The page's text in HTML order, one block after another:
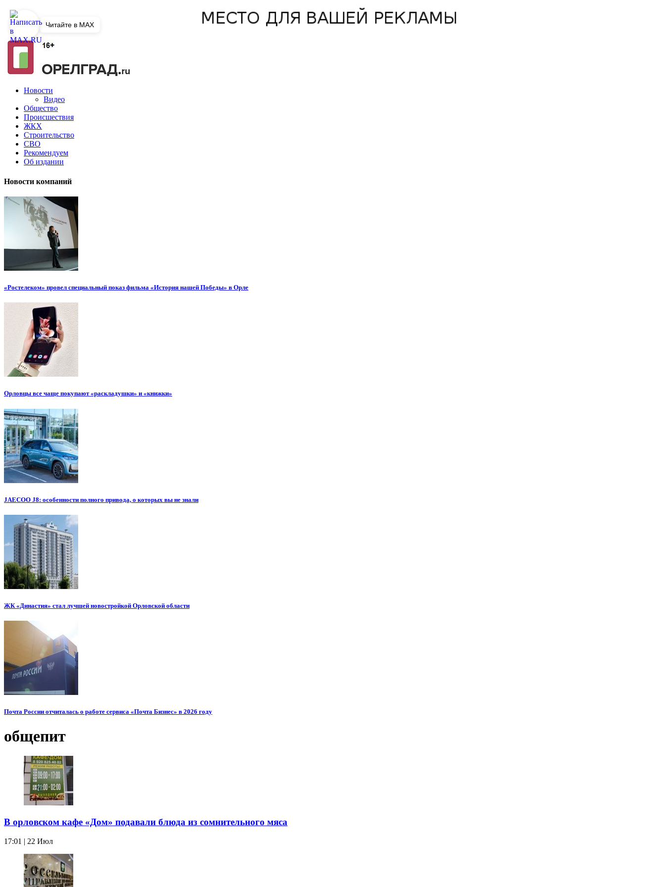
Новости
Видео
Общество
Происшествия
ЖКХ
Строительство
СВО
Рекомендуем
Об издании
Новости компаний
«Ростелеком» провел специальный показ фильма «История нашей Победы» в Орле
Орловцы все чаще покупают «раскладушки» и «книжки»
JAECOO J8: особенности полного привода, о которых вы не знали
ЖК «Династия» стал лучшей новостройкой Орловской области
Почта России отчиталась о работе сервиса «Почта Бизнес» в 2026 году
общепит
В орловском кафе «Дом» подавали блюда из сомнительного мяса
17:01 | 22 Июл
Читайте в MAX